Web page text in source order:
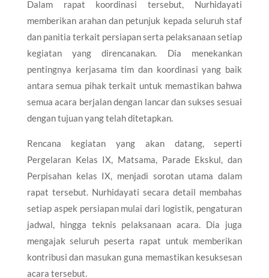
Dalam rapat koordinasi tersebut, Nurhidayati
memberikan arahan dan petunjuk kepada seluruh staf
dan panitia terkait persiapan serta pelaksanaan setiap
kegiatan yang direncanakan. Dia menekankan
pentingnya kerjasama tim dan koordinasi yang baik
antara semua pihak terkait untuk memastikan bahwa
semua acara berjalan dengan lancar dan sukses sesuai
dengan tujuan yang telah ditetapkan.
Rencana kegiatan yang akan datang, seperti
Pergelaran Kelas IX, Matsama, Parade Ekskul, dan
Perpisahan kelas IX, menjadi sorotan utama dalam
rapat tersebut. Nurhidayati secara detail membahas
setiap aspek persiapan mulai dari logistik, pengaturan
jadwal, hingga teknis pelaksanaan acara. Dia juga
mengajak seluruh peserta rapat untuk memberikan
kontribusi dan masukan guna memastikan kesuksesan
acara tersebut.